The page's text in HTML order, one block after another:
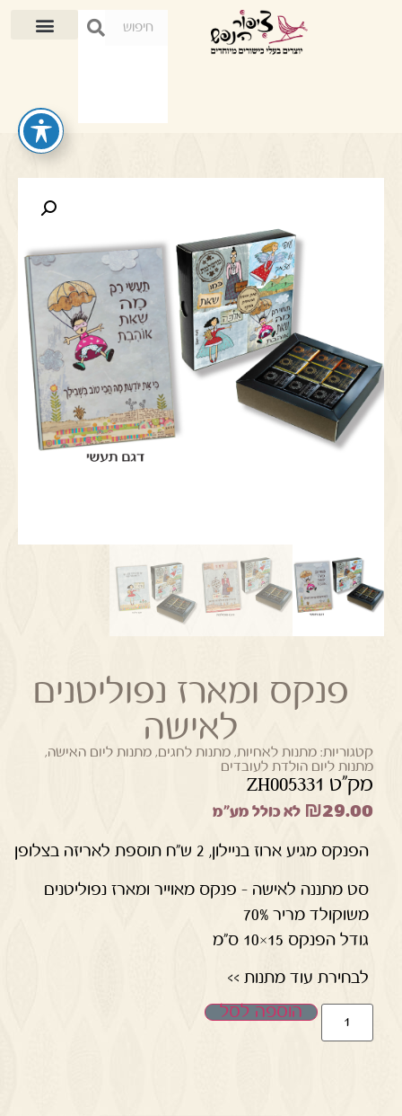
פנקס ומארז נפוליטנים
לאישה
קטגוריות: מתנות לאחיות,מתנות לחגים,מתנות ליום האישה,
מתנות ליום הולדת לעובדים
מק"ט ZH005331
₪29.00 לא כולל מע"מ
הפנקס מגיע ארוז בניילון, 2 ש"ח תוספת לאריזה בצלופן
סט מתננה לאישה – פנקס מאוייר ומארז נפוליטנים
משוקולד מריר 70%
גודל הפנקס 15×10 ס"מ
לבחירת עוד מתנות >>
הוספה לסל